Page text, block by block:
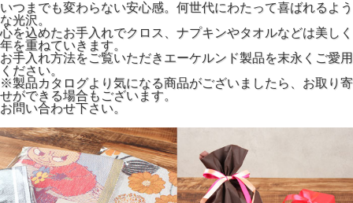
いつまでも変わらない安心感。何世代にわたって喜ばれるよう
な光沢。
心を込めたお手入れでクロス、ナプキンやタオルなどは美しく
年を重ねていきます。
お手入れ方法をご覧いただきエーケルンド製品を末永くご愛用
ください。
※製品カタログより気になる商品がございましたら、お取り寄
せができる場合もございます。
お問い合わせ下さい。